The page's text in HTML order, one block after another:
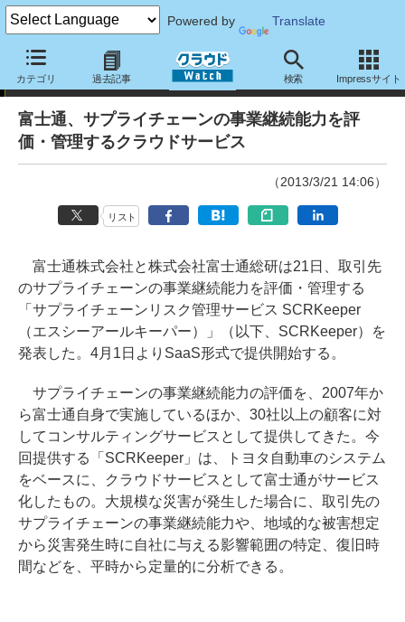
Powered by Translate
カテゴリ 過去記事 検索 Impressサイト
ニュース
富士通、サプライチェーンの事業継続能力を評
価・管理するクラウドサービス
（2013/3/21 14:06）
リスト
富士通株式会社と株式会社富士通総研は21日、取引先
のサプライチェーンの事業継続能力を評価・管理する
「サプライチェーンリスク管理サービス SCRKeeper
（エスシーアールキーパー）」（以下、SCRKeeper）を
発表した。4月1日よりSaaS形式で提供開始する。
サプライチェーンの事業継続能力の評価を、2007年か
ら富士通自身で実施しているほか、30社以上の顧客に対
してコンサルティングサービスとして提供してきた。今
回提供する「SCRKeeper」は、トヨタ自動車のシステム
をベースに、クラウドサービスとして富士通がサービス
化したもの。大規模な災害が発生した場合に、取引先の
サプライチェーンの事業継続能力や、地域的な被害想定
から災害発生時に自社に与える影響範囲の特定、復旧時
間などを、平時から定量的に分析できる。